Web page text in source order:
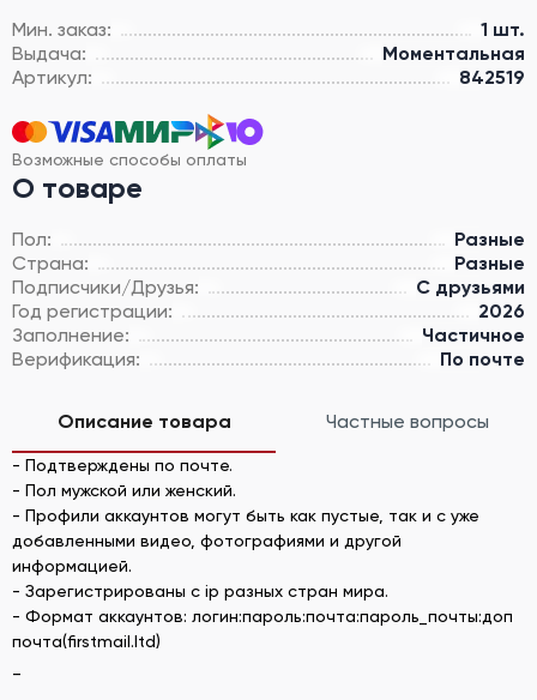
Мин. заказ:
1 шт.
Выдача:
Моментальная
Артикул:
842519
Возможные способы оплаты
О товаре
Пол:
Разные
Страна:
Разные
Подписчики/Друзья:
С друзьями
Год регистрации:
2026
Заполнение:
Частичное
Верификация:
По почте
Описание товара Частные вопросы
- Подтверждены по почте.
- Пол мужской или женский.
- Профили аккаунтов могут быть как пустые, так и с уже
добавленными видео, фотографиями и другой
информацией.
- Зарегистрированы с ip разных стран мира.
- Формат аккаунтов: логин:пароль:почта:пароль_почты:доп
почта(firstmail.ltd)